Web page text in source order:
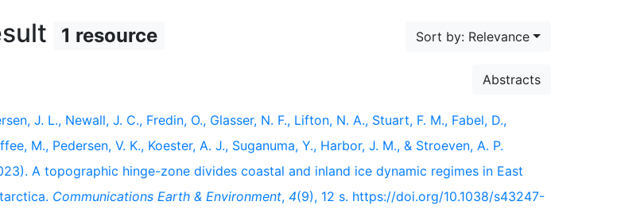
1 resource Sort by: Relevance
Abstracts
J. L., Newall, J. C., Fredin, O., Glasser, N. F., Lifton, N. A., Stuart, F. M., Fabel, D.,
M., Pedersen, V. K., Koester, A. J., Suganuma, Y., Harbor, J. M., & Stroeven, A. P.
A topographic hinge-zone divides coastal and inland ice dynamic regimes in East
Communications Earth & Environment, 4(9), 12 s. https://doi.org/10.1038/s43247-